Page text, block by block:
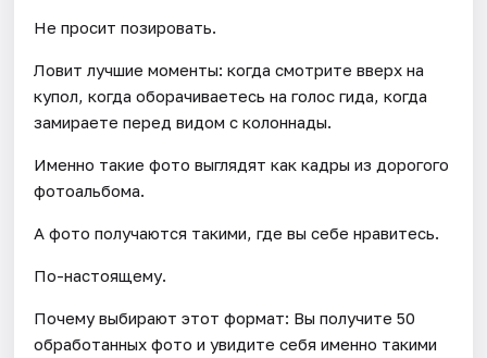
Не просит позировать.
Ловит лучшие моменты: когда смотрите вверх на
купол, когда оборачиваетесь на голос гида, когда
замираете перед видом с колоннады.
Именно такие фото выглядят как кадры из дорогого
фотоальбома.
А фото получаются такими, где вы себе нравитесь.
По-настоящему.
Почему выбирают этот формат: Вы получите 50
обработанных фото и увидите себя именно такими